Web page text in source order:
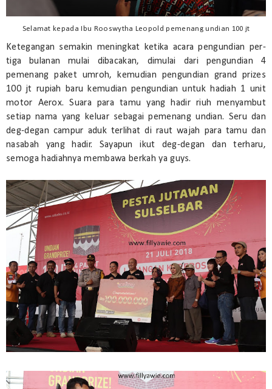
Selamat kepada Ibu Rooswytha Leopold pemenang undian 100 jt
Ketegangan semakin meningkat ketika acara pengundian per-
tiga bulanan mulai dibacakan, dimulai dari pengundian 4
pemenang paket umroh, kemudian pengundian grand prizes
100 jt rupiah baru kemudian pengundian untuk hadiah 1 unit
motor Aerox. Suara para tamu yang hadir riuh menyambut
setiap nama yang keluar sebagai pemenang undian. Seru dan
deg-degan campur aduk terlihat di raut wajah para tamu dan
nasabah yang hadir. Sayapun ikut deg-degan dan terharu,
semoga hadiahnya membawa berkah ya guys.